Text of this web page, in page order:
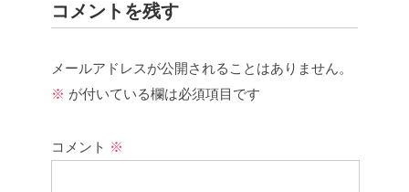
コメントを残す
メールアドレスが公開されることはありません。
※ が付いている欄は必須項目です
コメント ※